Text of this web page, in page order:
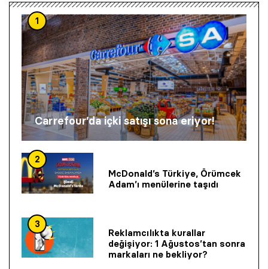
1
Carrefour’da içki satışı sona eriyor!
2
McDonald’s Türkiye, Örümcek
Adam’ı menülerine taşıdı
3
Reklamcılıkta kurallar
değişiyor: 1 Ağustos’tan sonra
markaları ne bekliyor?